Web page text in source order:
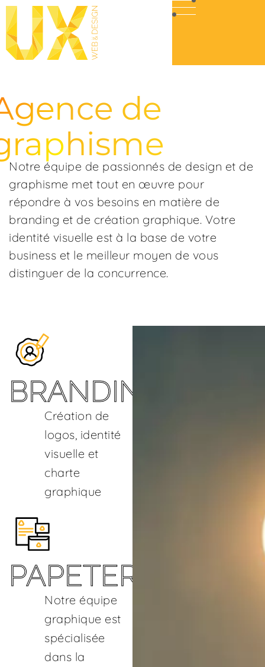
de
Notre équipe de passionnés de design et de
graphisme met tout en œuvre pour
répondre à vos besoins en matière de
branding et de création graphique. Votre
identité visuelle est à la base de votre
business et le meilleur moyen de vous
distinguer de la concurrence.
BRANDING
Création de
logos, identité
visuelle et
charte
graphique
PAPETERIE
Notre équipe
graphique est
spécialisée
dans la